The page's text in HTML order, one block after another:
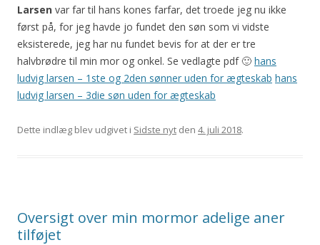
Larsen var far til hans kones farfar, det troede jeg nu ikke
først på, for jeg havde jo fundet den søn som vi vidste
eksisterede, jeg har nu fundet bevis for at der er tre
halvbrødre til min mor og onkel. Se vedlagte pdf 🙂 hans
ludvig larsen – 1ste og 2den sønner uden for ægteskab hans
ludvig larsen – 3die søn uden for ægteskab
Dette indlæg blev udgivet i Sidste nyt den 4. juli 2018.
Oversigt over min mormor adelige aner
tilføjet